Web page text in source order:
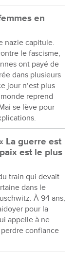
en
nazie capitule.
le fascisme,
ont payé de
dans plusieurs
jour n’est plus
reprend
se lève pour
La guerre est
est le plus
train qui devait
dans le
À 94 ans,
pour la
appelle à ne
confiance